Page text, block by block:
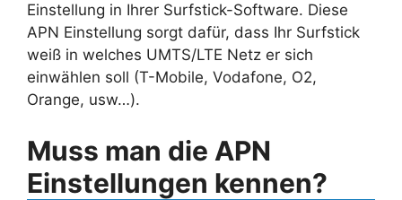
Einstellung in Ihrer Surfstick-Software. Diese
APN Einstellung sorgt dafür, dass Ihr Surfstick
weiß in welches UMTS/LTE Netz er sich
einwählen soll (T-Mobile, Vodafone, O2,
Orange, usw…).
Muss man die APN
Einstellungen kennen?